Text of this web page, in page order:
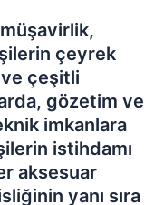
çeyrek
ve çeşitli
gözetim ve
imkanlara
istihdamı
aksesuar
yanı sıra